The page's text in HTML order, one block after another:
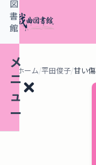
メ
ニ
ュ
ー
図
書
館
ホーム/平田俊子/甘い傷